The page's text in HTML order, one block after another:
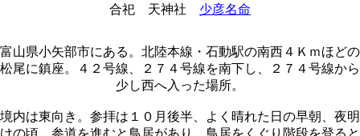
合祀 天神社 少彦名命
富山県小矢部市にある。北陸本線・石動駅の南西４Ｋｍほどの
松尾に鎮座。４２号線、２７４号線を南下し、２７４号線から
少し西へ入った場所。
境内は東向き。参拝は１０月後半、よく晴れた日の早朝、夜明
けの頃。参道を進むと鳥居があり、鳥居をくぐり階段を登ると